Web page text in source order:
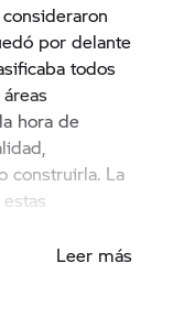
por delante
todos
hora de
construirla. La
Leer más